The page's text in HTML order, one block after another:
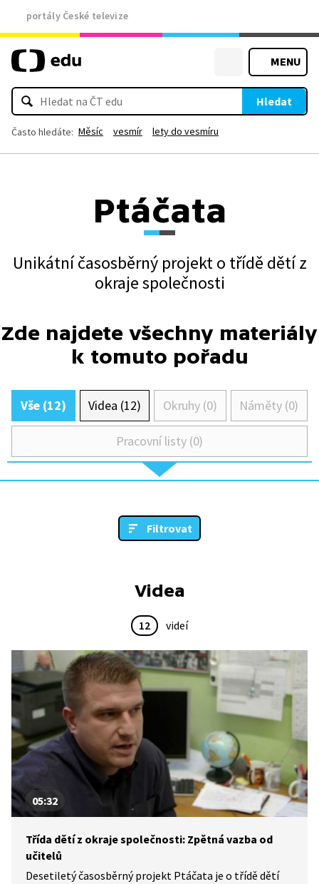
portály České televize
MENU
Hledat
Často hledáte: Měsíc vesmír lety do vesmíru
Ptáčata
Unikátní časosběrný projekt o třídě dětí z
okraje společnosti
Zde najdete všechny materiály
k tomuto pořadu
Vše (12) Videa (12) Okruhy (0) Náměty (0)
Pracovní listy (0)
Filtrovat
Videa
12 videí
05:32
Třída dětí z okraje společnosti: Zpětná vazba od
učitelů
Desetiletý časosběrný projekt Ptáčata je o třídě dětí